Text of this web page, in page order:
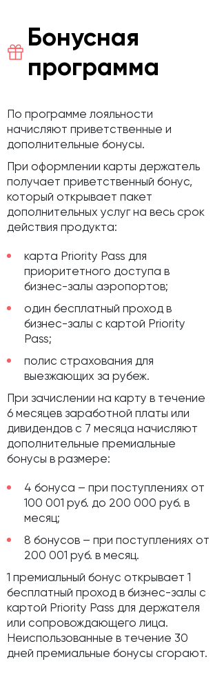
Бонусная
программа
По программе лояльности
начисляют приветственные и
дополнительные бонусы.
При оформлении карты держатель
получает приветственный бонус,
который открывает пакет
дополнительных услуг на весь срок
действия продукта:
карта Priority Pass для
приоритетного доступа в
бизнес-залы аэропортов;
один бесплатный проход в
бизнес-залы с картой Priority
Pass;
полис страхования для
выезжающих за рубеж.
При зачислении на карту в течение
6 месяцев заработной платы или
дивидендов с 7 месяца начисляют
дополнительные премиальные
бонусы в размере:
4 бонуса – при поступлениях от
100 001 руб. до 200 000 руб. в
месяц;
8 бонусов – при поступлениях от
200 001 руб. в месяц.
1 премиальный бонус открывает 1
бесплатный проход в бизнес-залы с
картой Priority Pass для держателя
или сопровождающего лица.
Неиспользованные в течение 30
дней премиальные бонусы сгорают.